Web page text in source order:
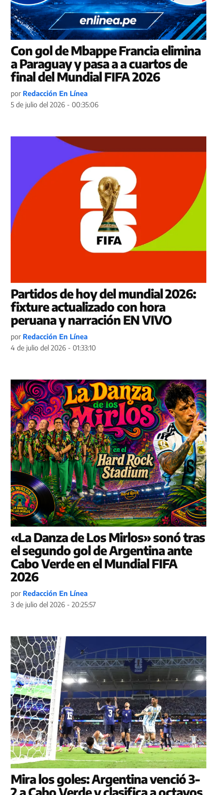
Con gol de Mbappe Francia elimina
a Paraguay y pasa a a cuartos de
final del Mundial FIFA 2026
por Redacción En Línea
5 de julio del 2026 - 00:35:06
Partidos de hoy del mundial 2026:
fixture actualizado con hora
peruana y narración EN VIVO
por Redacción En Línea
4 de julio del 2026 - 01:33:10
«La Danza de Los Mirlos» sonó tras
el segundo gol de Argentina ante
Cabo Verde en el Mundial FIFA
2026
por Redacción En Línea
3 de julio del 2026 - 20:25:57
Mira los goles: Argentina venció 3-